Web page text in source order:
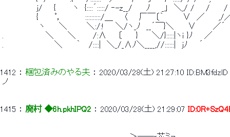
ｊ/　　{　　　ヽ　{::::´:::::/ ‐-z__/　 　ﾉ　　_」　＼,/ /　　/　
{　 　 ﾟ，　　　　::::::::::/＿ 　 〈　　厂￣〔｀ 　 　 ∨　／　 　,/
ヽ　　 ＼　　　 ＼:/:!　　＼/ヽ_ﾉ　__´￣}＼　　 ∨　　　／´
.　　　　 　 　 ＼　　 ＼　　　/:∧　　〔　　 }　　 ＼/}:::::|ヽｉ }ﾉ　　／
.　　　　　　　 　 ＼　 　｀　 /::::|　＼_/_∧ﾉ＼____,//::::::|　ｊﾉ　　´
1412 ： 梱包済みのやる夫 ： 2020/03/28(土) 21:27:10 ID:BM3fdzlD
ノ
1415 ： 廃村 ◆6h.pkhIPQ2 ： 2020/03/28(土) 21:29:07